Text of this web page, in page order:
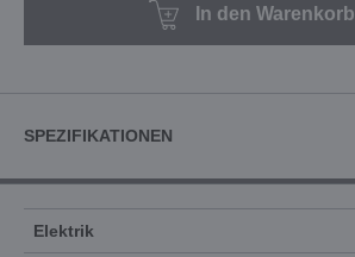
In den Warenkorb
SPEZIFIKATIONEN
Elektrik